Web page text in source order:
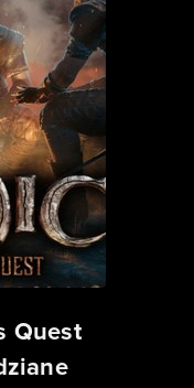
Quest